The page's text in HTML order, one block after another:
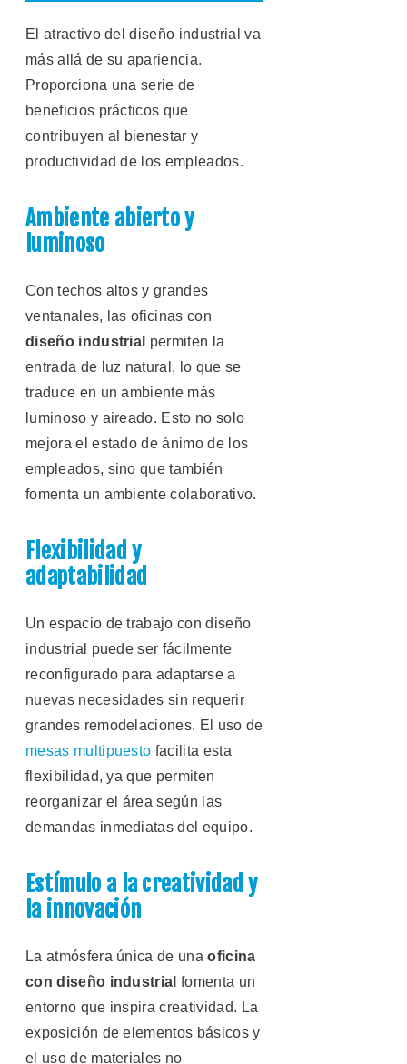
El atractivo del diseño industrial va
más allá de su apariencia.
Proporciona una serie de
beneficios prácticos que
contribuyen al bienestar y
productividad de los empleados.
Ambiente abierto y
luminoso
Con techos altos y grandes
ventanales, las oficinas con
diseño industrial permiten la
entrada de luz natural, lo que se
traduce en un ambiente más
luminoso y aireado. Esto no solo
mejora el estado de ánimo de los
empleados, sino que también
fomenta un ambiente colaborativo.
Flexibilidad y
adaptabilidad
Un espacio de trabajo con diseño
industrial puede ser fácilmente
reconfigurado para adaptarse a
nuevas necesidades sin requerir
grandes remodelaciones. El uso de
mesas multipuesto facilita esta
flexibilidad, ya que permiten
reorganizar el área según las
demandas inmediatas del equipo.
Estímulo a la creatividad y
la innovación
La atmósfera única de unaoficina
con diseño industrial fomenta un
entorno que inspira creatividad. La
exposición de elementos básicos y
el uso de materiales no